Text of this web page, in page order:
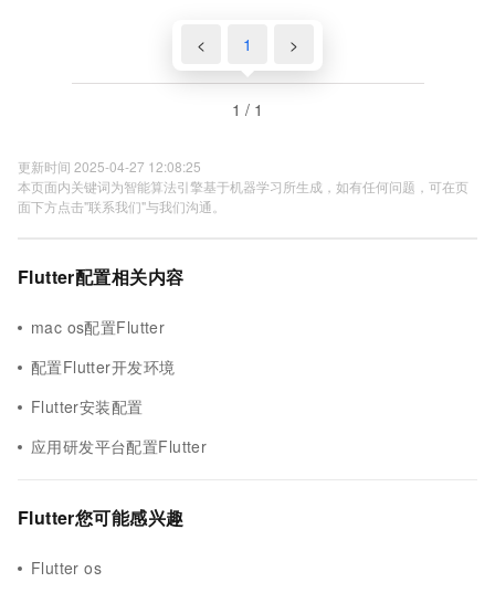
< 1 >
1 / 1
更新时间 2025-04-27 12:08:25
本页面内关键词为智能算法引擎基于机器学习所生成，如有任何问题，可在页
面下方点击"联系我们"与我们沟通。
Flutter配置相关内容
mac os配置Flutter
配置Flutter开发环境
Flutter安装配置
应用研发平台配置Flutter
Flutter您可能感兴趣
Flutter os